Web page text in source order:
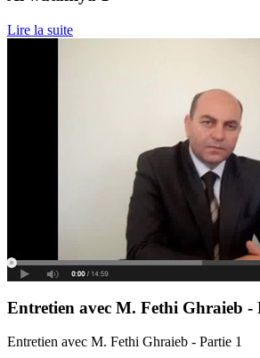
Lire la suite
Entretien avec M. Fethi Ghraieb -
Entretien avec M. Fethi Ghraieb - Partie 1